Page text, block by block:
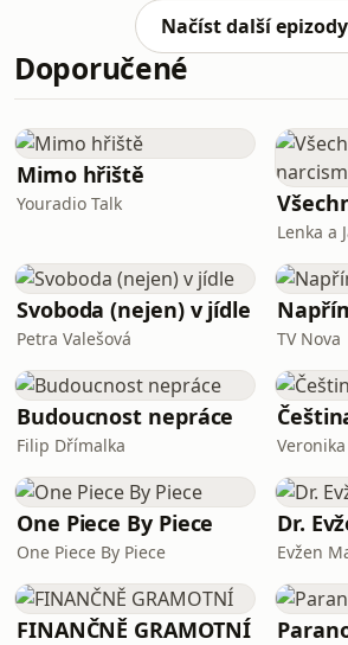
běžně netočí – jeho vášní
oceány a zvířecí obyvatelé,
žijí.
Načíst další epizody
Doporučené
Mimo hřiště
Youradio Talk
Lenka a
Svoboda (nejen) v jídle
Petra Valešová TV Nova
Budoucnost nepráce
Filip Dřímalka
One Piece By Piece
One Piece By Piece
Dr.
Evžen
FINANČNĚ GRAMOTNÍ